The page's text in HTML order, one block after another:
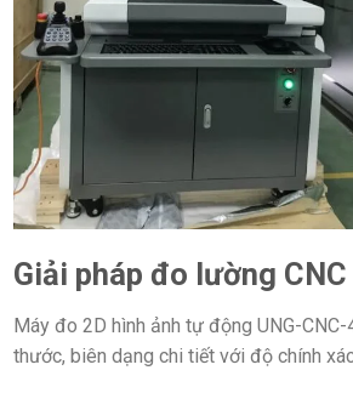
Giải pháp đo lường
Máy đo 2D hình ảnh tự động UNG-
thước, biên dạng chi tiết với độ chính